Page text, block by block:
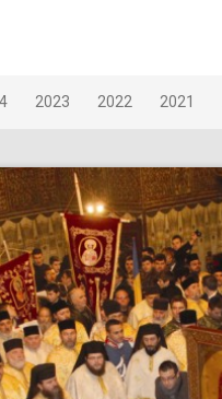
2023 2022 2021